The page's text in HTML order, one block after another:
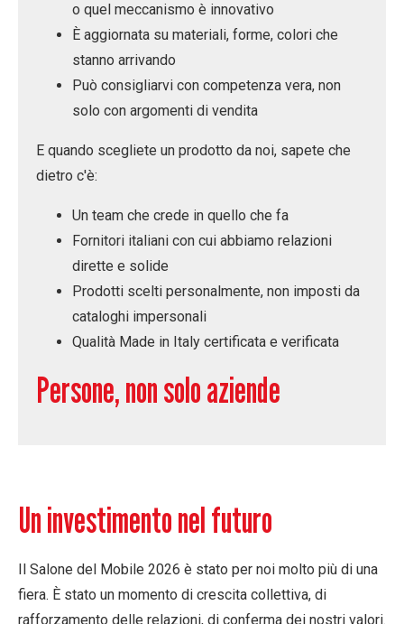
o quel meccanismo è innovativo
È aggiornata su materiali, forme, colori che
stanno arrivando
Può consigliarvi con competenza vera, non
solo con argomenti di vendita
E quando scegliete un prodotto da noi, sapete che
dietro c'è:
Un team che crede in quello che fa
Fornitori italiani con cui abbiamo relazioni
dirette e solide
Prodotti scelti personalmente, non imposti da
cataloghi impersonali
Qualità Made in Italy certificata e verificata
Persone, non solo aziende
Un investimento nel futuro
Il Salone del Mobile 2026 è stato per noi molto più di una
fiera. È stato un momento di crescita collettiva, di
rafforzamento delle relazioni, di conferma dei nostri valori.